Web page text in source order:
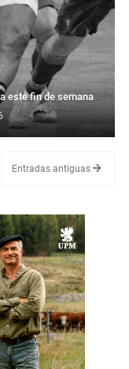
este fin de semana
Entradas antiguas